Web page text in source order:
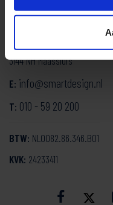
SmartDesign
3144 NH Maassluis
E: info@smartdesign.nl
T: 010 - 59 20 200
BTW: NL0082.86.346.B01
KVK: 24233411